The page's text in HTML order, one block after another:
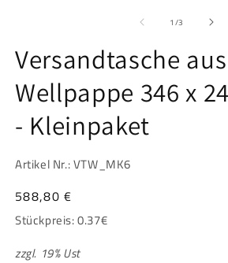
1 /von
3
Versandtasche aus
Wellpappe 346 x
- Kleinpaket
Artikel Nr.: VTW_MK6
Normaler
Preis
588,80 €
Stückpreis:0.37€
zzgl. 19% Ust